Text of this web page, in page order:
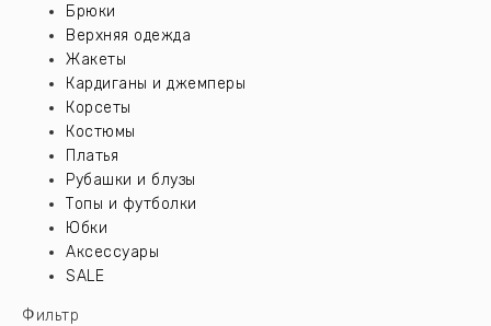
Брюки
Верхняя одежда
Жакеты
Кардиганы и джемперы
Корсеты
Костюмы
Платья
Рубашки и блузы
Топы и футболки
Юбки
Аксессуары
SALE
Фильтр